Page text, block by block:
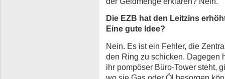
Die EZB hat den Leitzins
Eine gute Idee?
Nein. Es ist ein Fehler, die
den Ring zu schicken. Dagegen
ihr pompöser Büro-Tower steht,